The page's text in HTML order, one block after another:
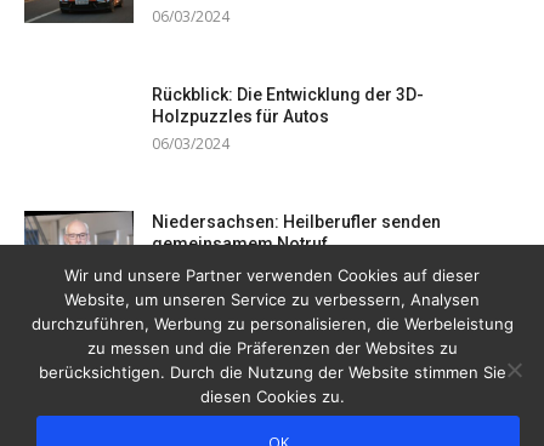
06/03/2024
Rückblick: Die Entwicklung der 3D-
Holzpuzzles für Autos
06/03/2024
Niedersachsen: Heilberufler senden
gemeinsamem Notruf
19/12/2023
Wir und unsere Partner verwenden Cookies auf dieser
Website, um unseren Service zu verbessern, Analysen
durchzuführen, Werbung zu personalisieren, die Werbeleistung
zu messen und die Präferenzen der Websites zu
berücksichtigen. Durch die Nutzung der Website stimmen Sie
diesen Cookies zu.